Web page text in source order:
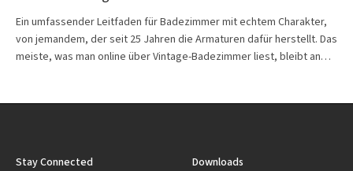
Ein umfassender Leitfaden für Badezimmer mit echtem Charakter,
von jemandem, der seit 25 Jahren die Armaturen dafür herstellt. Das
meiste, was man online über Vintage-Badezimmer liest, bleibt an…
Stay Connected Downloads